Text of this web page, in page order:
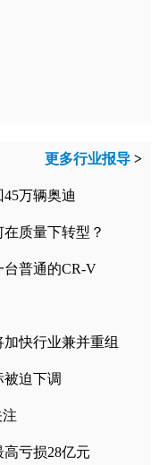
更多行业报导 >
万辆奥迪
质量下转型？
普通的CR-V
快行业兼并重组
迫下调
亏损28亿元